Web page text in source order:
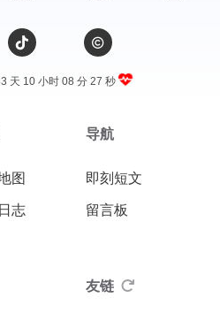
天 10 小时 08 分 28 秒
图
志
导航
即刻短文
留言板
友链